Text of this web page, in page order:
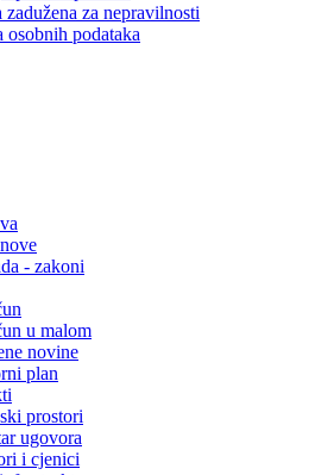
zadužena za nepravilnosti
osobnih podataka
- zakoni
u malom
novine
plan
prostori
ugovora
i cjenici